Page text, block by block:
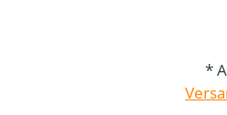
*